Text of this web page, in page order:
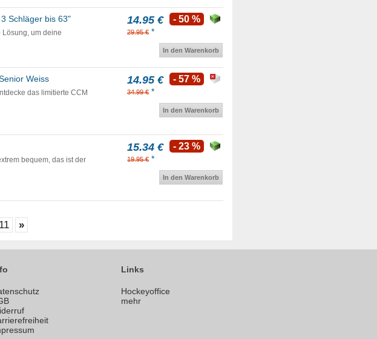
Schläger bis 63"
Lösung, um deine
14.95 €
29.95 € *
- 50 %
In den Warenkorb
Weiss
das limitierte CCM
14.95 €
34.99 € *
- 57 %
In den Warenkorb
bequem, das ist der
15.34 €
19.95 € *
- 23 %
In den Warenkorb
11 »
Links
Hockeyoffice
mehr